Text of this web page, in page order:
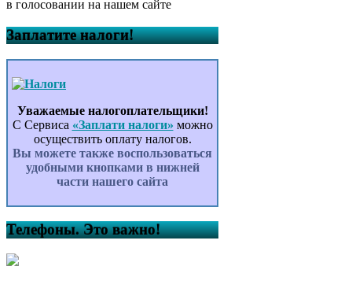
в голосовании на нашем сайте
Заплатите налоги!
Уважаемые налогоплательщики!
С Сервиса «Заплати налоги» можно
осуществить оплату налогов.
Вы можете также воспользоваться
удобными кнопками в нижней
части нашего сайта
Телефоны. Это важно!